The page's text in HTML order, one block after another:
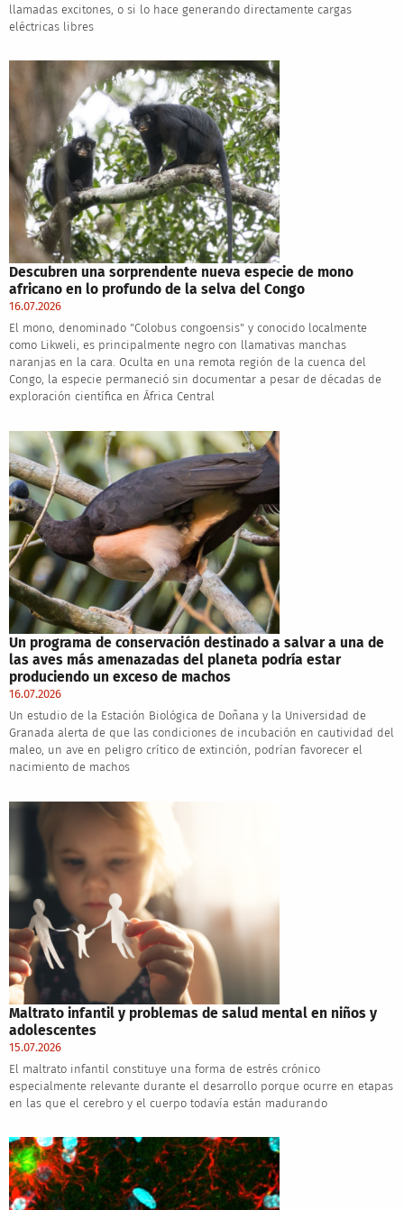
llamadas excitones, o si lo hace generando directamente cargas
eléctricas libres
Descubren una sorprendente nueva especie de mono
africano en lo profundo de la selva del Congo
16.07.2026
El mono, denominado "Colobus congoensis" y conocido localmente
como Likweli, es principalmente negro con llamativas manchas
naranjas en la cara. Oculta en una remota región de la cuenca del
Congo, la especie permaneció sin documentar a pesar de décadas de
exploración científica en África Central
Un programa de conservación destinado a salvar a una de
las aves más amenazadas del planeta podría estar
produciendo un exceso de machos
16.07.2026
Un estudio de la Estación Biológica de Doñana y la Universidad de
Granada alerta de que las condiciones de incubación en cautividad del
maleo, un ave en peligro crítico de extinción, podrían favorecer el
nacimiento de machos
Maltrato infantil y problemas de salud mental en niños y
adolescentes
15.07.2026
El maltrato infantil constituye una forma de estrés crónico
especialmente relevante durante el desarrollo porque ocurre en etapas
en las que el cerebro y el cuerpo todavía están madurando